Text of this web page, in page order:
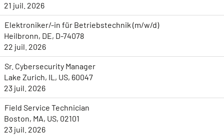
21 juil. 2026
Elektroniker/-in für Betriebstechnik (m/w/d)
Heilbronn, DE, D-74078
22 juil. 2026
Sr. Cybersecurity Manager
Lake Zurich, IL, US, 60047
23 juil. 2026
Field Service Technician
Boston, MA, US, 02101
23 juil. 2026